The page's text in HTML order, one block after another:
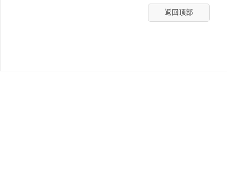
返回顶部